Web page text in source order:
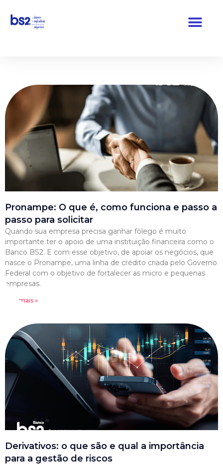
Pular
Pronampe: O que é, como funciona e passo a
passo para solicitar
Quando sua empresa precisa ganhar fôlego é muito
importante ter o apoio de uma instituição financeira como o
Banco BS2. E com esse objetivo, de apoiar os negócios, que
nasce o Pronampe, uma linha de crédito criada pelo Governo
Federal com o objetivo de fortalecer as micro e pequenas
empresas.
Leia mais »
Derivativos: o que são e qual a importância
para a gestão de riscos